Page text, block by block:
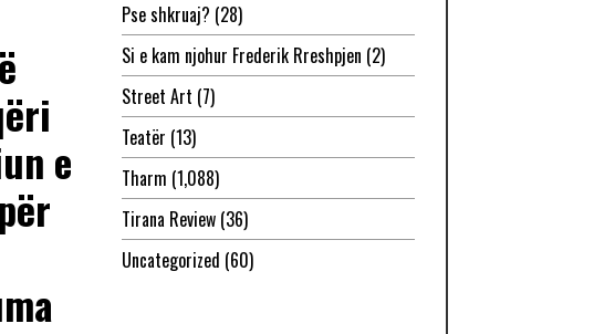
e
Pse shkruaj? (28)
Si e kam njohur Frederik Rreshpjen (2)
Street Art (7)
Teatër (13)
Tharm (1,088)
Tirana Review(36)
Uncategorized (60)